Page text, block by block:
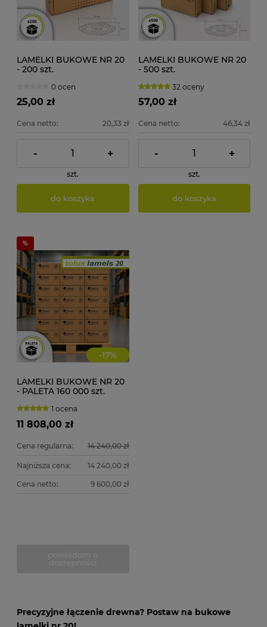
LAMELKI BUKOWE NR 20
- 200 szt.
0 ocen
25,00 zł
Cena netto: 20,33 zł
- +
szt.
do koszyka
LAMELKI BUKOWE NR 20
- 500 szt.
32 oceny
57,00 zł
Cena netto: 46,34 zł
- +
szt.
do koszyka
-17%
LAMELKI BUKOWE NR 20
- PALETA 160 000 szt.
1 ocena
11 808,00 zł
Cena regularna: 14 240,00 zł
Najniższa cena: 14 240,00 zł
Cena netto: 9 600,00 zł
Precyzyjne łączenie drewna? Postaw na bukowe